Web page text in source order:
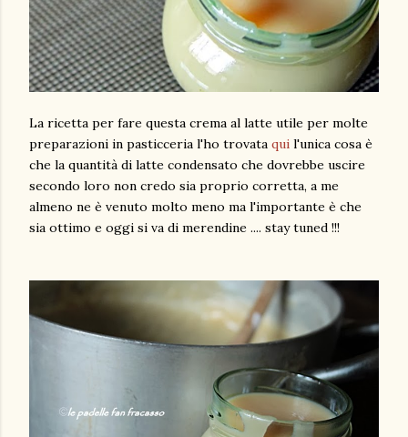
La ricetta per fare questa crema al latte utile per molte
preparazioni in pasticceria l'ho trovata qui l'unica cosa è
che la quantità di latte condensato che dovrebbe uscire
secondo loro non credo sia proprio corretta, a me
almeno ne è venuto molto meno ma l'importante è che
sia ottimo e oggi si va di merendine .... stay tuned !!!